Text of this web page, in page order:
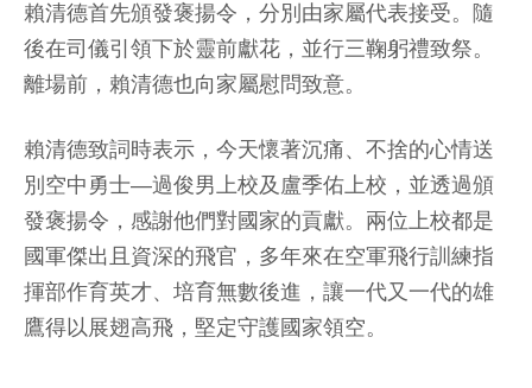
賴清德首先頒發褒揚令，分別由家屬代表接受。隨
後在司儀引領下於靈前獻花，並行三鞠躬禮致祭。
離場前，賴清德也向家屬慰問致意。
賴清德致詞時表示，今天懷著沉痛、不捨的心情送
別空中勇士—過俊男上校及盧季佑上校，並透過頒
發褒揚令，感謝他們對國家的貢獻。兩位上校都是
國軍傑出且資深的飛官，多年來在空軍飛行訓練指
揮部作育英才、培育無數後進，讓一代又一代的雄
鷹得以展翅高飛，堅定守護國家領空。